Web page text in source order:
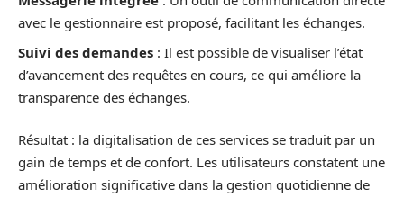
avec le gestionnaire est proposé, facilitant les échanges.
Suivi des demandes : Il est possible de visualiser l’état
d’avancement des requêtes en cours, ce qui améliore la
transparence des échanges.
Résultat : la digitalisation de ces services se traduit par un
gain de temps et de confort. Les utilisateurs constatent une
amélioration significative dans la gestion quotidienne de